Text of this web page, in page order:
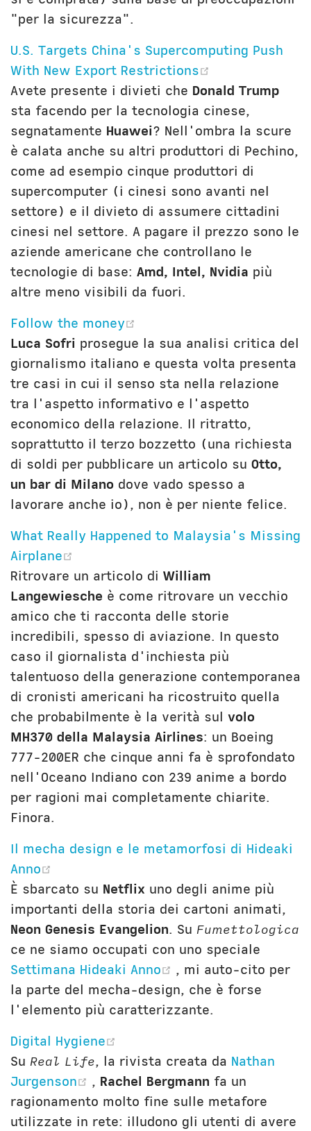
"per la sicurezza".
U.S. Targets China's Supercomputing Push
With New Export Restrictions
Avete presente i divieti che Donald Trump
sta facendo per la tecnologia cinese,
segnatamente Huawei? Nell'ombra la scure
è calata anche su altri produttori di Pechino,
come ad esempio cinque produttori di
supercomputer (i cinesi sono avanti nel
settore) e il divieto di assumere cittadini
cinesi nel settore. A pagare il prezzo sono le
aziende americane che controllano le
tecnologie di base: Amd, Intel, Nvidia più
altre meno visibili da fuori.
Follow the money
Luca Sofri prosegue la sua analisi critica del
giornalismo italiano e questa volta presenta
tre casi in cui il senso sta nella relazione
tra l'aspetto informativo e l'aspetto
economico della relazione. Il ritratto,
soprattutto il terzo bozzetto (una richiesta
di soldi per pubblicare un articolo su Otto,
un bar di Milano dove vado spesso a
lavorare anche io), non è per niente felice.
What Really Happened to Malaysia's Missing
Airplane
Ritrovare un articolo di William
Langewiesche è come ritrovare un vecchio
amico che ti racconta delle storie
incredibili, spesso di aviazione. In questo
caso il giornalista d'inchiesta più
talentuoso della generazione contemporanea
di cronisti americani ha ricostruito quella
che probabilmente è la verità sul volo
MH370 della Malaysia Airlines: un Boeing
777-200ER che cinque anni fa è sprofondato
nell'Oceano Indiano con 239 anime a bordo
per ragioni mai completamente chiarite.
Finora.
Il mecha design e le metamorfosi di Hideaki
Anno
È sbarcato su Netflix uno degli anime più
importanti della storia dei cartoni animati,
Neon Genesis Evangelion. Su Fumettologica
ce ne siamo occupati con uno speciale
Settimana Hideaki Anno
(opens new
, mi auto-cito per
la parte del mecha-design, che è forse
l'elemento più caratterizzante.
Digital Hygiene
Su Real Life, la rivista creata da Nathan
Jurgenson
(opens new window)
, Rachel Bergmann fa un
ragionamento molto fine sulle metafore
utilizzate in rete: illudono gli utenti di avere